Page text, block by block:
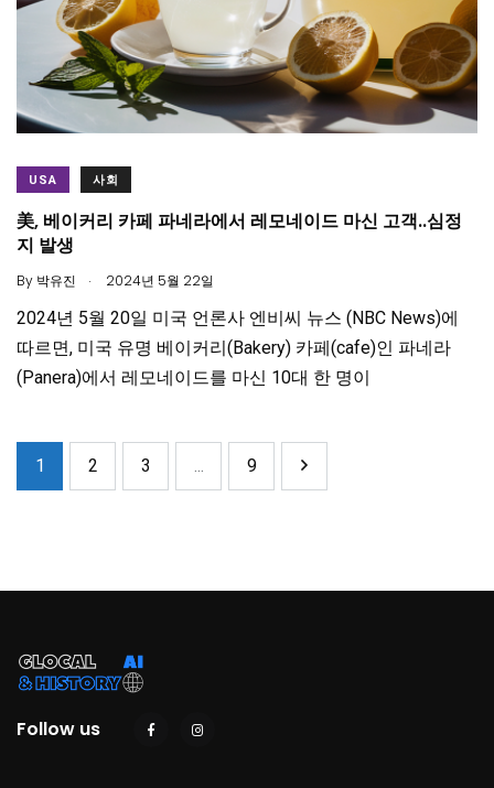
USA 사회
美, 베이커리 카페 파네라에서 레모네이드 마신 고객..심정
지 발생
By 박유진 . 2024년 5월 22일
2024년 5월 20일 미국 언론사 엔비씨 뉴스 (NBC News)에
따르면, 미국 유명 베이커리(Bakery) 카페(cafe)인 파네라
(Panera)에서 레모네이드를 마신 10대 한 명이
1 2 3 ... 9
Follow us